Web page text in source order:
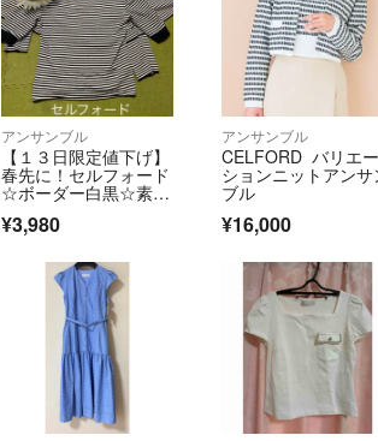
アンサンブル
【１３日限定値下げ】
春先に！セルフォード
☆ボーダー白黒☆素敵
なアンサンブル
¥3,980
アンサンブル
CELFORD バリエー
ションニットアンサ
ブル
¥16,000